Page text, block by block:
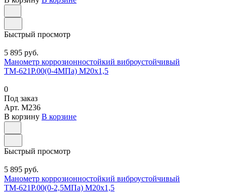
Быстрый просмотр
5 895 руб.
Манометр коррозионностойкий виброустойчивый
ТМ-621Р.00(0-4МПа) М20х1,5
0
Под заказ
Арт. M236
В корзину В корзине
Быстрый просмотр
5 895 руб.
Манометр коррозионностойкий виброустойчивый
ТМ-621Р.00(0-2,5МПа) М20х1,5